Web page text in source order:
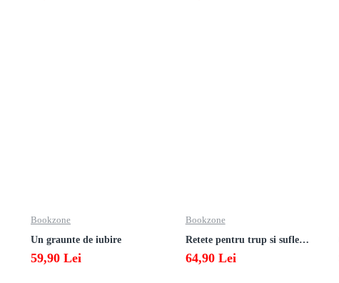
Bookzone
Un graunte de iubire
59,90 Lei
Bookzone
Retete pentru trup si suflet din bucataria manastirii
64,90 Lei